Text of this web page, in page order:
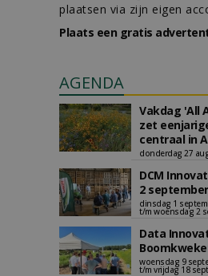
plaatsen via zijn eigen
Plaats een gratis
AGENDA
Vakdag 'All
zet
centraal in
donderdag 27
DCM
2
dinsdag 1
t/m woensdag 2
Data
woensdag 9
t/m vrijdag 18